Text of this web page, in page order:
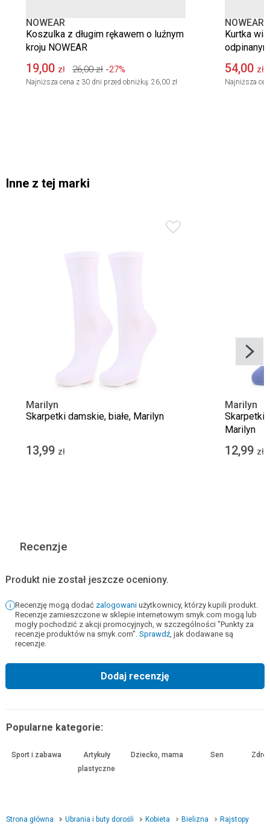
NOWEAR
Koszulka z długim rękawem o luźnym
kroju NOWEAR
19,00 zł 26,00 zł -27%
Najniższa cena z 30 dni przed obniżką: 26,00 zł
NOWEAR
Kurtka
54,00 zł
Najniższa
Inne z tej marki
Marilyn
Skarpetki damskie, białe, Marilyn
13,99 zł
Marilyn
Skarpetki
Marilyn
12,99 zł
Recenzje
Produkt nie został jeszcze oceniony.
Recenzję mogą dodać zalogowani użytkownicy, którzy kupili produkt.
Recenzje zamieszczone w sklepie internetowym smyk.com mogą lub
mogły pochodzić z akcji promocyjnych, w szczególności "Punkty za
recenzje produktów na smyk.com". Sprawdź, jak dodawane są
recenzje.
Dodaj recenzję
Popularne kategorie:
Sport i zabawa
Artykuły
plastyczne
Dziecko, mama Sen
Strona główna Ubrania i buty dorośli Kobieta Bielizna Rajstopy